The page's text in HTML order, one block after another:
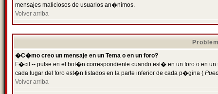
mensajes maliciosos de usuarios an�nimos.
Volver arriba
�C�mo creo un mensaje en un Tema o en un foro?
F�cil -- pulse en el bot�n correspondiente cuando est� en un foro o en
cada lugar del foro est�n listados en la parte inferior de cada p�gina (
Volver arriba